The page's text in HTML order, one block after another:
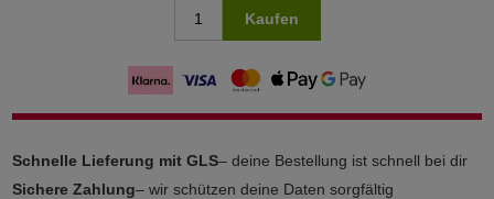
Kaufen
Schnelle Lieferung mit GLS– deine Bestellung ist schnell bei dir
Sichere Zahlung– wir schützen deine Daten sorgfältig